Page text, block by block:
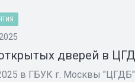
дверей в
в ГБУК г. Москвы "ЦГДБ"